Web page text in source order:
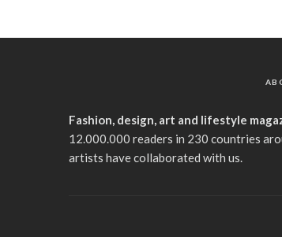
Fashion, design, art and lifestyle
12.000.000 readers in 230 countries
artists have collaborated with us.